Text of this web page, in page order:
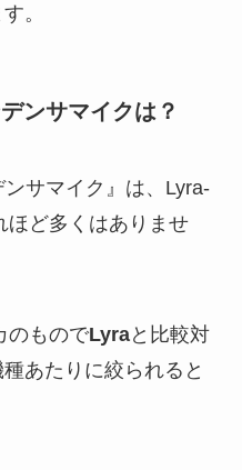
。
ンサマイクは？
ンサマイク』は、Lyra-
ほど多くはありませ
のものでLyraと比較対
あたりに絞られると